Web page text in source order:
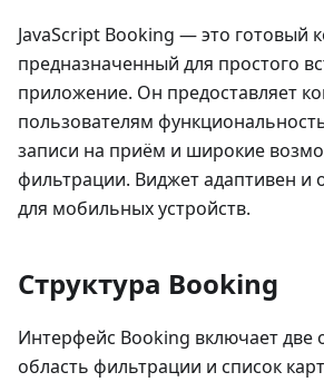
JavaScript Booking — это готовый
предназначенный для простого
приложение. Он предоставляет
пользователям
записи на приём и широкие
фильтрации. Виджет адаптивен и
для мобильных устройств.
Структура Booking
Интерфейс Booking включает две
область фильтрации и список